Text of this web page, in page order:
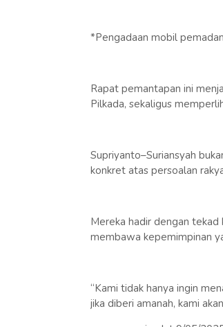
*Pengadaan mobil
Rapat pemantapan ini
Pilkada, sekaligus
Supriyanto–Suriansyah
konkret atas persoalan
Mereka hadir dengan
membawa kepemimpinan
“Kami tidak hanya ingin
jika diberi amanah, kami